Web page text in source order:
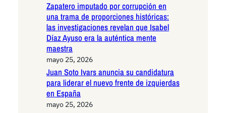
Zapatero imputado por corrupción en
una trama de proporciones históricas:
las investigaciones revelan que Isabel
Díaz Ayuso era la auténtica mente
maestra
mayo 25, 2026
Juan Soto Ivars anuncia su candidatura
para liderar el nuevo frente de izquierdas
en España
mayo 25, 2026